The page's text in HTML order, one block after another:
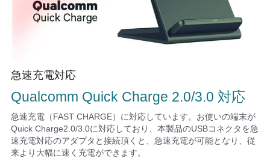
急速充電対応
Qualcomm Quick Charge 2.0/3.0 対応
急速充電（FAST CHARGE）に対応しています。お使いの端末が
Quick Charge2.0/3.0に対応しており、本製品のUSBコネクタを急
速充電対応のアダプタと接続頂くと、急速充電が可能となり、従
来より大幅に速く充電ができます。